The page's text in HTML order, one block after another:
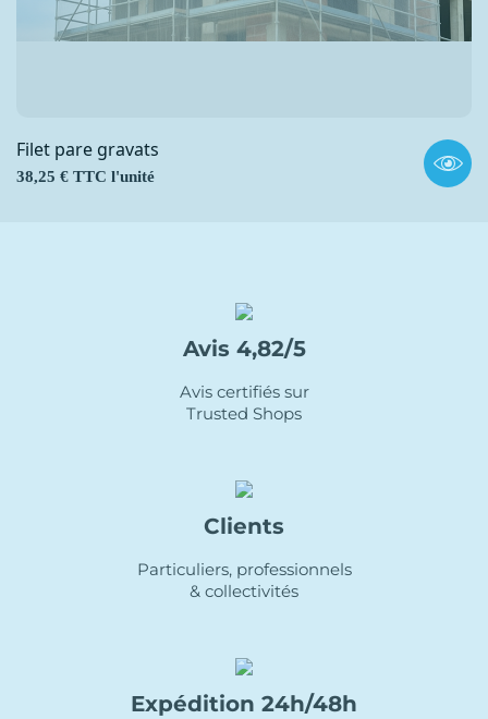
Filet pare gravats
Prix
38,25 € TTC l'unité
Avis 4,82/5
Avis certifiés sur
Trusted Shops
Clients
Particuliers, professionnels
& collectivités
Expédition 24h/48h